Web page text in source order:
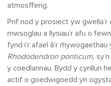
atmosfferig.
Prif nod y prosiect yw
mwsoglau a llysiau’r afu o
fynd i’r afael â’r
Rhododendron ponticum,
y coedlannau. Bydd y cynllun
actif o goedwigoedd yn